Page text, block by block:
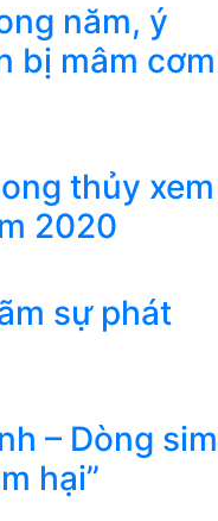
năm, ý
bị mâm cơm
thủy xem
2020
sự phát
– Dòng sim
hại”